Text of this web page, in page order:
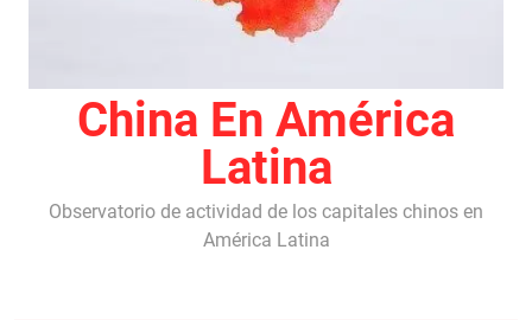
China En América
Latina
Observatorio de actividad de los capitales chinos en
América Latina